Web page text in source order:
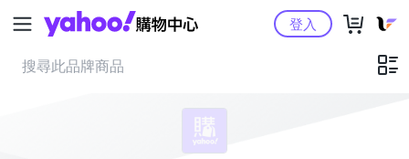
Yahoo購物中心登入